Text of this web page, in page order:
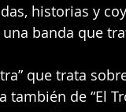
historias y
banda que
que trata
de “El